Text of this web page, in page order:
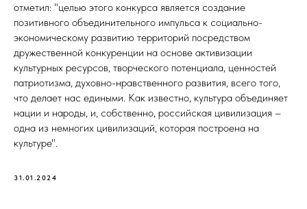
отметил: "целью этого конкурса является создание
позитивного объединительного импульса к социально-
экономическому развитию территорий посредством
дружественной конкуренции на основе активизации
культурных ресурсов, творческого потенциала, ценностей
патриотизма, духовно-нравственного развития, всего того,
что делает нас едиными. Как известно, культура объединяет
нации и народы, и, собственно, российская цивилизация –
одна из немногих цивилизаций, которая построена на
культуре".
31.01.2024